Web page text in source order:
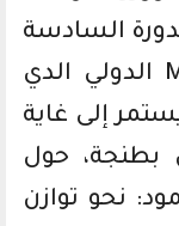
السادسة
عشرة لمنتدى “ميدايز” MEDays الدولي الدي
27 نونبر ويستمر إلى غاية
بطنجة، حول
نحو توازن